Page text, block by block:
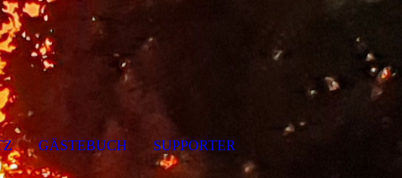
GÄSTEBUCH SUPPORTER